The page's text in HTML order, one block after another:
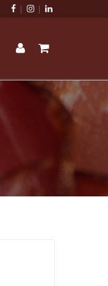
| |